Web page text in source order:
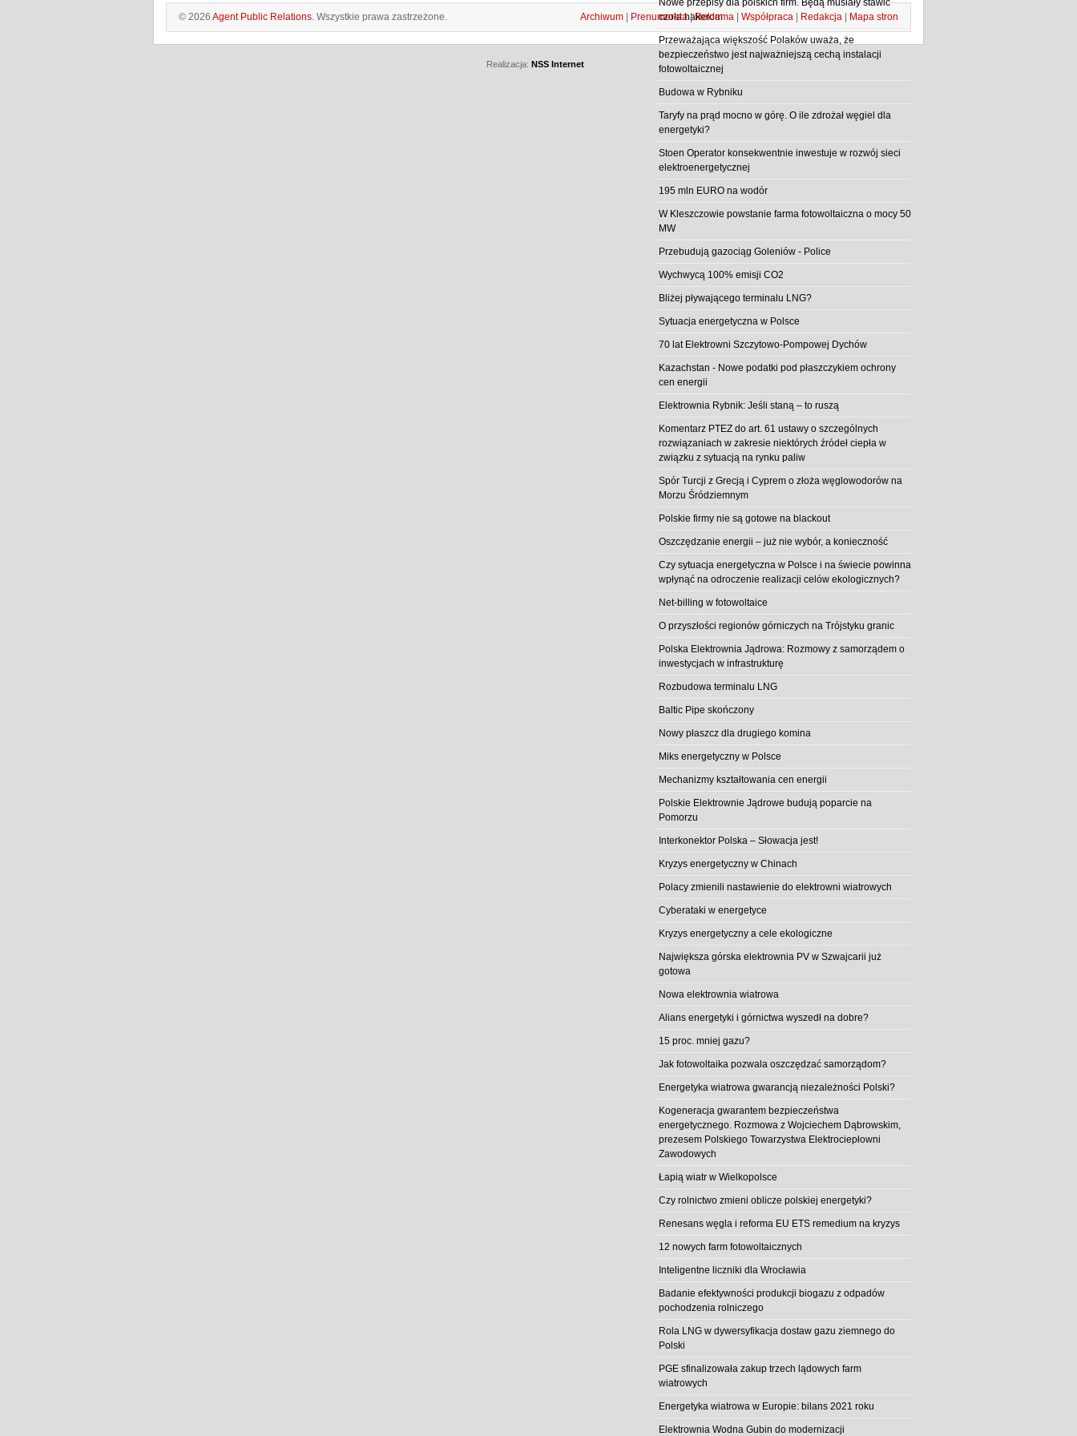
Nowe przepisy dla polskich firm. Będą musiały stawić
czoła hakerom
Przeważająca większość Polaków uważa, że
bezpieczeństwo jest najważniejszą cechą instalacji
fotowoltaicznej
Budowa w Rybniku
Taryfy na prąd mocno w górę. O ile zdrożał węgiel dla
energetyki?
Stoen Operator konsekwentnie inwestuje w rozwój sieci
elektroenergetycznej
195 mln EURO na wodór
W Kleszczowie powstanie farma fotowoltaiczna o mocy 50
MW
Przebudują gazociąg Goleniów - Police
Wychwycą 100% emisji CO2
Bliżej pływającego terminalu LNG?
Sytuacja energetyczna w Polsce
70 lat Elektrowni Szczytowo-Pompowej Dychów
Kazachstan - Nowe podatki pod płaszczykiem ochrony
cen energii
Elektrownia Rybnik: Jeśli staną – to ruszą
Komentarz PTEZ do art. 61 ustawy o szczególnych
rozwiązaniach w zakresie niektórych źródeł ciepła w
związku z sytuacją na rynku paliw
Spór Turcji z Grecją i Cyprem o złoża węglowodorów na
Morzu Śródziemnym
Polskie firmy nie są gotowe na blackout
Oszczędzanie energii – już nie wybór, a konieczność
Czy sytuacja energetyczna w Polsce i na świecie powinna
wpłynąć na odroczenie realizacji celów ekologicznych?
Net-billing w fotowoltaice
O przyszłości regionów górniczych na Trójstyku granic
Polska Elektrownia Jądrowa: Rozmowy z samorządem o
inwestycjach w infrastrukturę
Rozbudowa terminalu LNG
Baltic Pipe skończony
Nowy płaszcz dla drugiego komina
Miks energetyczny w Polsce
Mechanizmy kształtowania cen energii
Polskie Elektrownie Jądrowe budują poparcie na
Pomorzu
Interkonektor Polska – Słowacja jest!
Kryzys energetyczny w Chinach
Polacy zmienili nastawienie do elektrowni wiatrowych
Cyberataki w energetyce
Kryzys energetyczny a cele ekologiczne
Największa górska elektrownia PV w Szwajcarii już
gotowa
Nowa elektrownia wiatrowa
Alians energetyki i górnictwa wyszedł na dobre?
15 proc. mniej gazu?
Jak fotowoltaika pozwala oszczędzać samorządom?
Energetyka wiatrowa gwarancją niezależności Polski?
Kogeneracja gwarantem bezpieczeństwa
energetycznego. Rozmowa z Wojciechem Dąbrowskim,
prezesem Polskiego Towarzystwa Elektrociepłowni
Zawodowych
Łapią wiatr w Wielkopolsce
Czy rolnictwo zmieni oblicze polskiej energetyki?
Renesans węgla i reforma EU ETS remedium na kryzys
12 nowych farm fotowoltaicznych
Inteligentne liczniki dla Wrocławia
Badanie efektywności produkcji biogazu z odpadów
pochodzenia rolniczego
Rola LNG w dywersyfikacja dostaw gazu ziemnego do
Polski
PGE sfinalizowała zakup trzech lądowych farm
wiatrowych
Energetyka wiatrowa w Europie: bilans 2021 roku
Elektrownia Wodna Gubin do modernizacji
© 2026 Agent Public Relations. Wszystkie prawa zastrzeżone. Archiwum | Prenumerata|Reklama | Współpraca | Redakcja | Mapa stron
Realizacja: NSS Internet